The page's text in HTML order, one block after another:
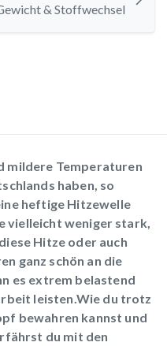
& Stoffwechsel
mildere Temperaturen
haben, so
heftige Hitzewelle
vielleicht weniger stark,
Hitze oder auch
ganz schön an die
es extrem belastend
leisten.Wie du trotz
bewahren kannst und
du mit den